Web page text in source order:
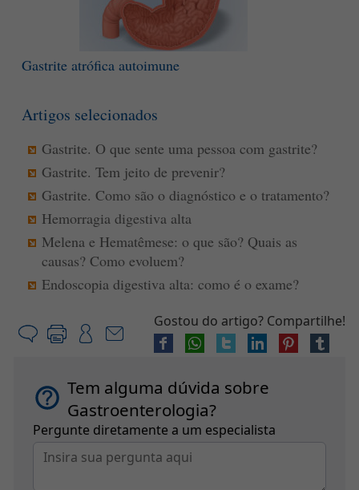
Gastrite atrófica autoimune
Artigos selecionados
Gastrite. O que sente uma pessoa com gastrite?
Gastrite. Tem jeito de prevenir?
Gastrite. Como são o diagnóstico e o tratamento?
Hemorragia digestiva alta
Melena e Hematêmese: o que são? Quais as
causas? Como evoluem?
Endoscopia digestiva alta: como é o exame?
Gostou do artigo? Compartilhe!
Tem alguma dúvida sobre
Gastroenterologia?
Pergunte diretamente a um especialista